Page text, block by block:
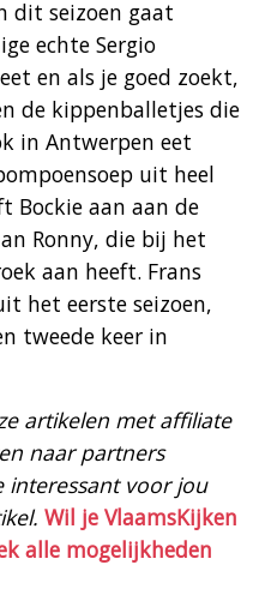
dit seizoen gaat
echte Sergio
en als je goed zoekt,
de kippenballetjes die
in Antwerpen eet
uit heel
Bockie aan aan de
Ronny, die bij het
aan heeft. Frans
het eerste seizoen,
tweede keer in
artikelen met affiliate
naar partners
interessant voor jou
Wil je VlaamsKijken
alle mogelijkheden